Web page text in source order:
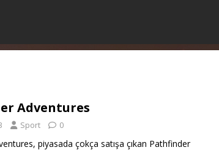
Adventures
Sport 0
piyasada çokça satışa çıkan Pathfinder